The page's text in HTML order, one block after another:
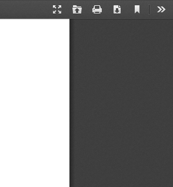
Presentation
Open Print Download
Current